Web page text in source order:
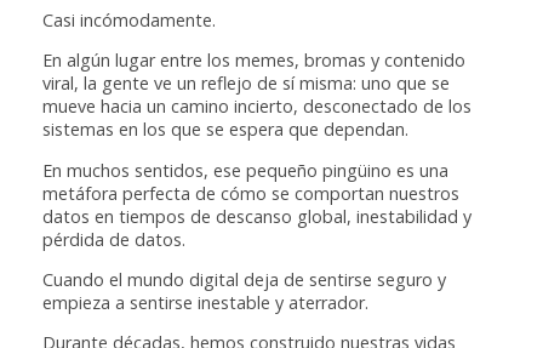
Casi incómodamente.
En algún lugar entre los memes, bromas y contenido
viral, la gente ve un reflejo de sí misma: uno que se
mueve hacia un camino incierto, desconectado de los
sistemas en los que se espera que dependan.
En muchos sentidos, ese pequeño pingüino es una
metáfora perfecta de cómo se comportan nuestros
datos en tiempos de descanso global, inestabilidad y
pérdida de datos.
Cuando el mundo digital deja de sentirse seguro y
empieza a sentirse inestable y aterrador.
Durante décadas, hemos construido nuestras vidas